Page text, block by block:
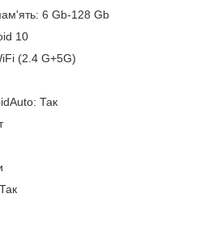
6 Gb-128 Gb
10
(2.4 G+5G)
Так